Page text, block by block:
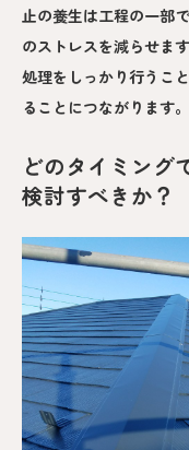
止の養生は工程の一部
のストレスを減らせま
処理をしっかり行うこ
ることにつながります。
どのタイミング
検討すべきか？